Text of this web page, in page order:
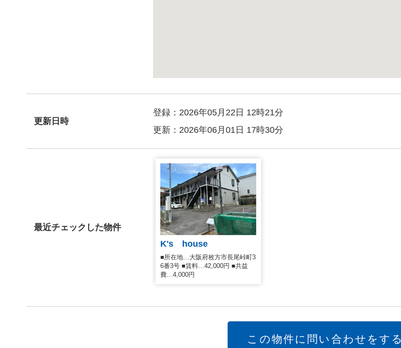
更新日時
登録：2026年05月22日 12時21分
更新：2026年06月01日 17時30分
最近チェックした物件
K's house
■所在地…大阪府枚方市長尾峠町3
6番3号 ■賃料…42,000円 ■共益
費…4,000円
この物件に問い合わせをする